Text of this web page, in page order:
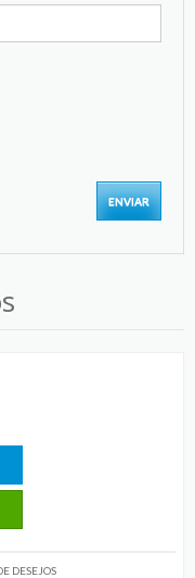
DESEJOS